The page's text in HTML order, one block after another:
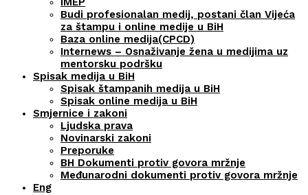
Budi profesionalan medij, postani član Vijeća
za štampu i online medije u BiH
Baza online medija(CPCD)
Internews – Osnaživanje žena u medijima uz
mentorsku podršku
Spisak medija u BiH
Spisak štampanih medija u BiH
Spisak online medija u BiH
Smjernice i zakoni
Ljudska prava
Novinarski zakoni
Preporuke
BH Dokumenti protiv govora mržnje
Međunarodni dokumenti protiv govora mržnje
Eng